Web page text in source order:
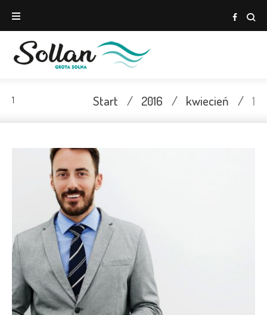
1 Start / 2016 / kwiecień / 1
Dzień:
2016-